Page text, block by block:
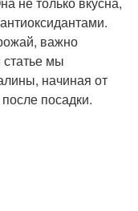
посадке
к посадке
важно
мы
начиная от
посадки.